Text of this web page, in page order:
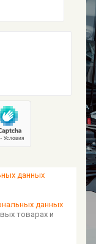
данных
данных
товарах и